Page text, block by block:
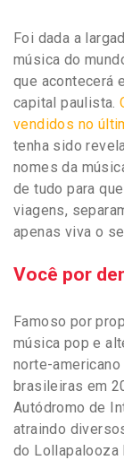
Foi dada a
música do
que acontecerá
capital paulista.
vendidos no
tenha sido
nomes da
de tudo para
viagens,
apenas viva o
Você por
Famoso por
música pop e
norte-
brasileiras em
Autódromo de
atraindo
do Lollapalooza